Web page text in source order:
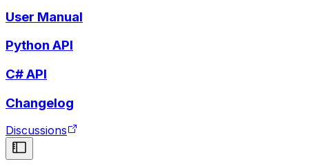
User Manual
Python API
C# API
Changelog
Discussions